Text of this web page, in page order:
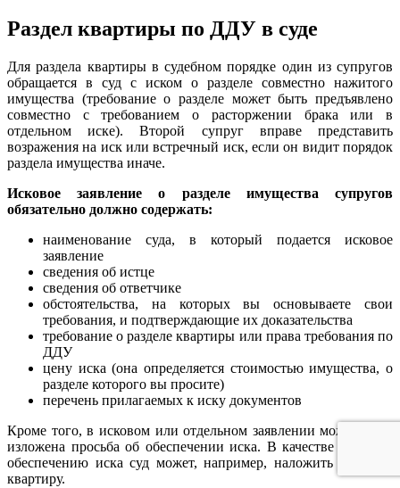
Раздел квартиры по ДДУ в суде
Для раздела квартиры в судебном порядке один из супругов
обращается в суд с иском о разделе совместно нажитого
имущества (требование о разделе может быть предъявлено
совместно с требованием о расторжении брака или в
отдельном иске). Второй супруг вправе представить
возражения на иск или встречный иск, если он видит порядок
раздела имущества иначе.
Исковое заявление о разделе имущества супругов
обязательно должно содержать:
наименование суда, в который подается исковое
заявление
сведения об истце
сведения об ответчике
обстоятельства, на которых вы основываете свои
требования, и подтверждающие их доказательства
требование о разделе квартиры или права требования по
ДДУ
цену иска (она определяется стоимостью имущества, о
разделе которого вы просите)
перечень прилагаемых к иску документов
Кроме того, в исковом или отдельном заявлении может быть
изложена просьба об обеспечении иска. В качестве меры по
обеспечению иска суд может, например, наложить арест на
квартиру.